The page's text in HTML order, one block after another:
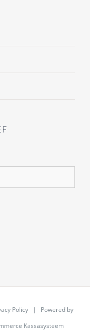
Policy | Powered by
Kassasysteem